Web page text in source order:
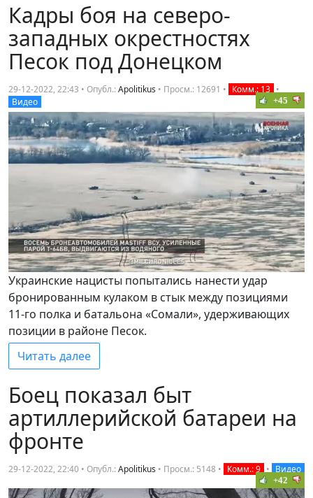
Кадры боя на северо-
западных окрестностях
Песок под Донецком
29-12-2022, 22:43 • Опубл.:Apolitikus • Просм.: 12691 • Комм.: 13 •
Видео
+45
Украинские нацисты попытались нанести удар
бронированным кулаком в стык между позициями
11-го полка и батальона «Сомали», удерживающих
позиции в районе Песок.
Читать далее
Боец показал быт
артиллерийской батареи на
фронте
29-12-2022, 22:40 • Опубл.:Apolitikus • Просм.: 5148 • Комм.: 9 • Видео
+42